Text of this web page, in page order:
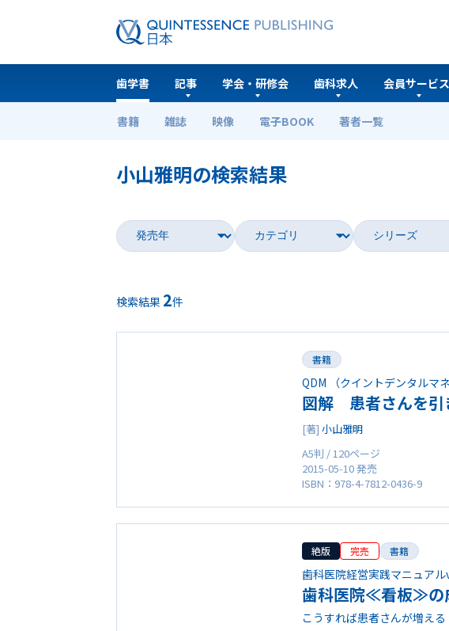
歯学書
書籍 雑誌 映像 電子BOOK 著者一覧
記事 学会・研修会 歯科求人 会員サービス
ホーム 歯学書
小山雅明の検索結果
検索結果 2件
書籍
QDM （クイントデンタルマ
図解 患者さんを引
[著] 小山雅明
A5判 / 120ページ
2015-05-10 発売
ISBN：978-4-7812-0436-9
絶版 完売 書籍
歯科医院経営実践マニュア
歯科医院≪看板≫の
こうすれば患者さんが増える